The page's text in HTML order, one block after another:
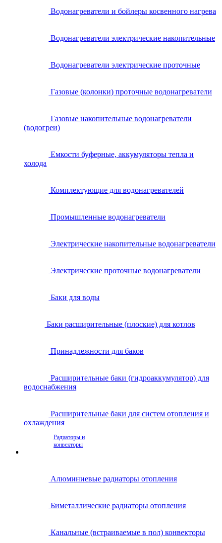
Водонагреватели и бойлеры косвенного нагрева
Водонагреватели электрические накопительные
Водонагреватели электрические проточные
Газовые (колонки) проточные водонагреватели
Газовые накопительные водонагреватели
(водогреи)
Емкости буферные, аккумуляторы тепла и
холода
Комплектующие для водонагревателей
Промышленные водонагреватели
Электрические накопительные водонагреватели
Электрические проточные водонагреватели
Баки для воды
Баки расширительные (плоские) для котлов
Принадлежности для баков
Расширительные баки (гидроаккумулятор) для
водоснабжения
Расширительные баки для систем отопления и
охлаждения
Радиаторы и
конвекторы
Алюминиевые радиаторы отопления
Биметаллические радиаторы отопления
Канальные (встраиваемые в пол) конвекторы